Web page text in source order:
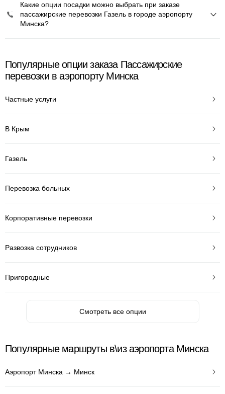
Какие опции посадки можно выбрать при заказе
пассажирские перевозки Газель в городе аэропорту
Минска?
Популярные опции заказа Пассажирские
перевозки в аэропорту Минска
Частные услуги
В Крым
Газель
Перевозка больных
Корпоративные перевозки
Развозка сотрудников
Пригородные
Смотреть все опции
Популярные маршруты в\из аэропорта Минска
Аэропорт Минска → Минск